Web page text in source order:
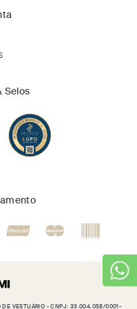
Selos
DE VESTUÁRIO - CNPJ: 33.004.058/0001-